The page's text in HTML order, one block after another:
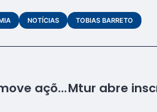
NOTÍCIAS TOBIAS BARRETO
Unidade do Senac de Glória promove ações sobre o Outubro Rosa